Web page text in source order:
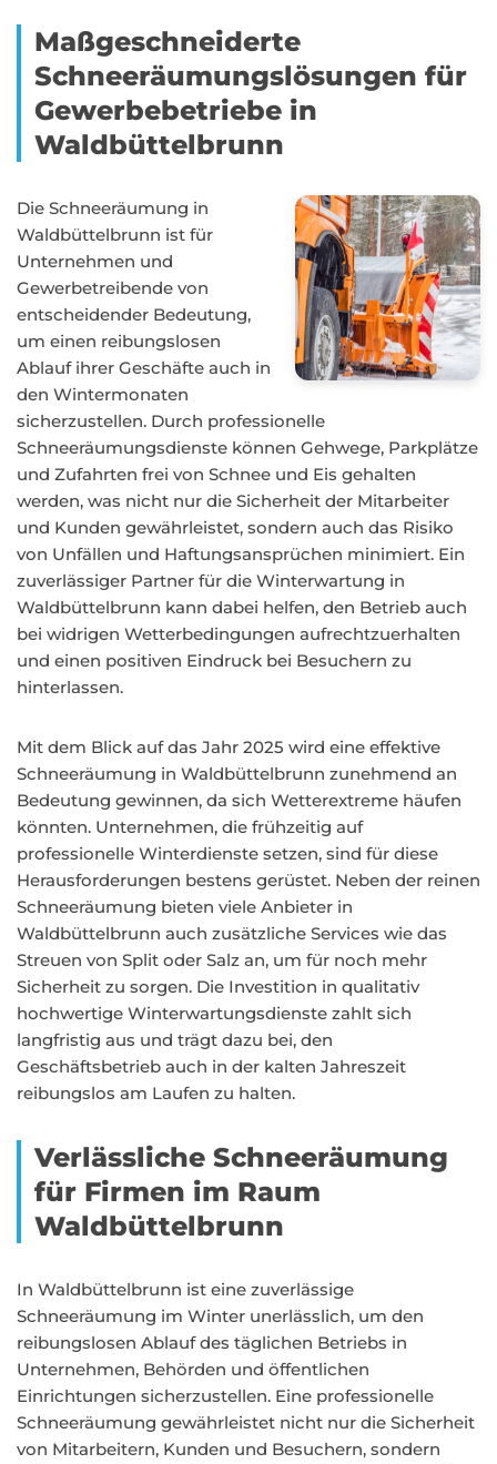
Maßgeschneiderte
Schneeräumungslösungen für
Gewerbebetriebe in
Waldbüttelbrunn
Die Schneeräumung in
Waldbüttelbrunn ist für
Unternehmen und
Gewerbetreibende von
entscheidender Bedeutung,
um einen reibungslosen
Ablauf ihrer Geschäfte auch in
den Wintermonaten
sicherzustellen. Durch professionelle
Schneeräumungsdienste können Gehwege, Parkplätze
und Zufahrten frei von Schnee und Eis gehalten
werden, was nicht nur die Sicherheit der Mitarbeiter
und Kunden gewährleistet, sondern auch das Risiko
von Unfällen und Haftungsansprüchen minimiert. Ein
zuverlässiger Partner für die Winterwartung in
Waldbüttelbrunn kann dabei helfen, den Betrieb auch
bei widrigen Wetterbedingungen aufrechtzuerhalten
und einen positiven Eindruck bei Besuchern zu
hinterlassen.
Mit dem Blick auf das Jahr 2025 wird eine effektive
Schneeräumung in Waldbüttelbrunn zunehmend an
Bedeutung gewinnen, da sich Wetterextreme häufen
könnten. Unternehmen, die frühzeitig auf
professionelle Winterdienste setzen, sind für diese
Herausforderungen bestens gerüstet. Neben der reinen
Schneeräumung bieten viele Anbieter in
Waldbüttelbrunn auch zusätzliche Services wie das
Streuen von Split oder Salz an, um für noch mehr
Sicherheit zu sorgen. Die Investition in qualitativ
hochwertige Winterwartungsdienste zahlt sich
langfristig aus und trägt dazu bei, den
Geschäftsbetrieb auch in der kalten Jahreszeit
reibungslos am Laufen zu halten.
Verlässliche Schneeräumung
für Firmen im Raum
Waldbüttelbrunn
In Waldbüttelbrunn ist eine zuverlässige
Schneeräumung im Winter unerlässlich, um den
reibungslosen Ablauf des täglichen Betriebs in
Unternehmen, Behörden und öffentlichen
Einrichtungen sicherzustellen. Eine professionelle
Schneeräumung gewährleistet nicht nur die Sicherheit
von Mitarbeitern, Kunden und Besuchern, sondern